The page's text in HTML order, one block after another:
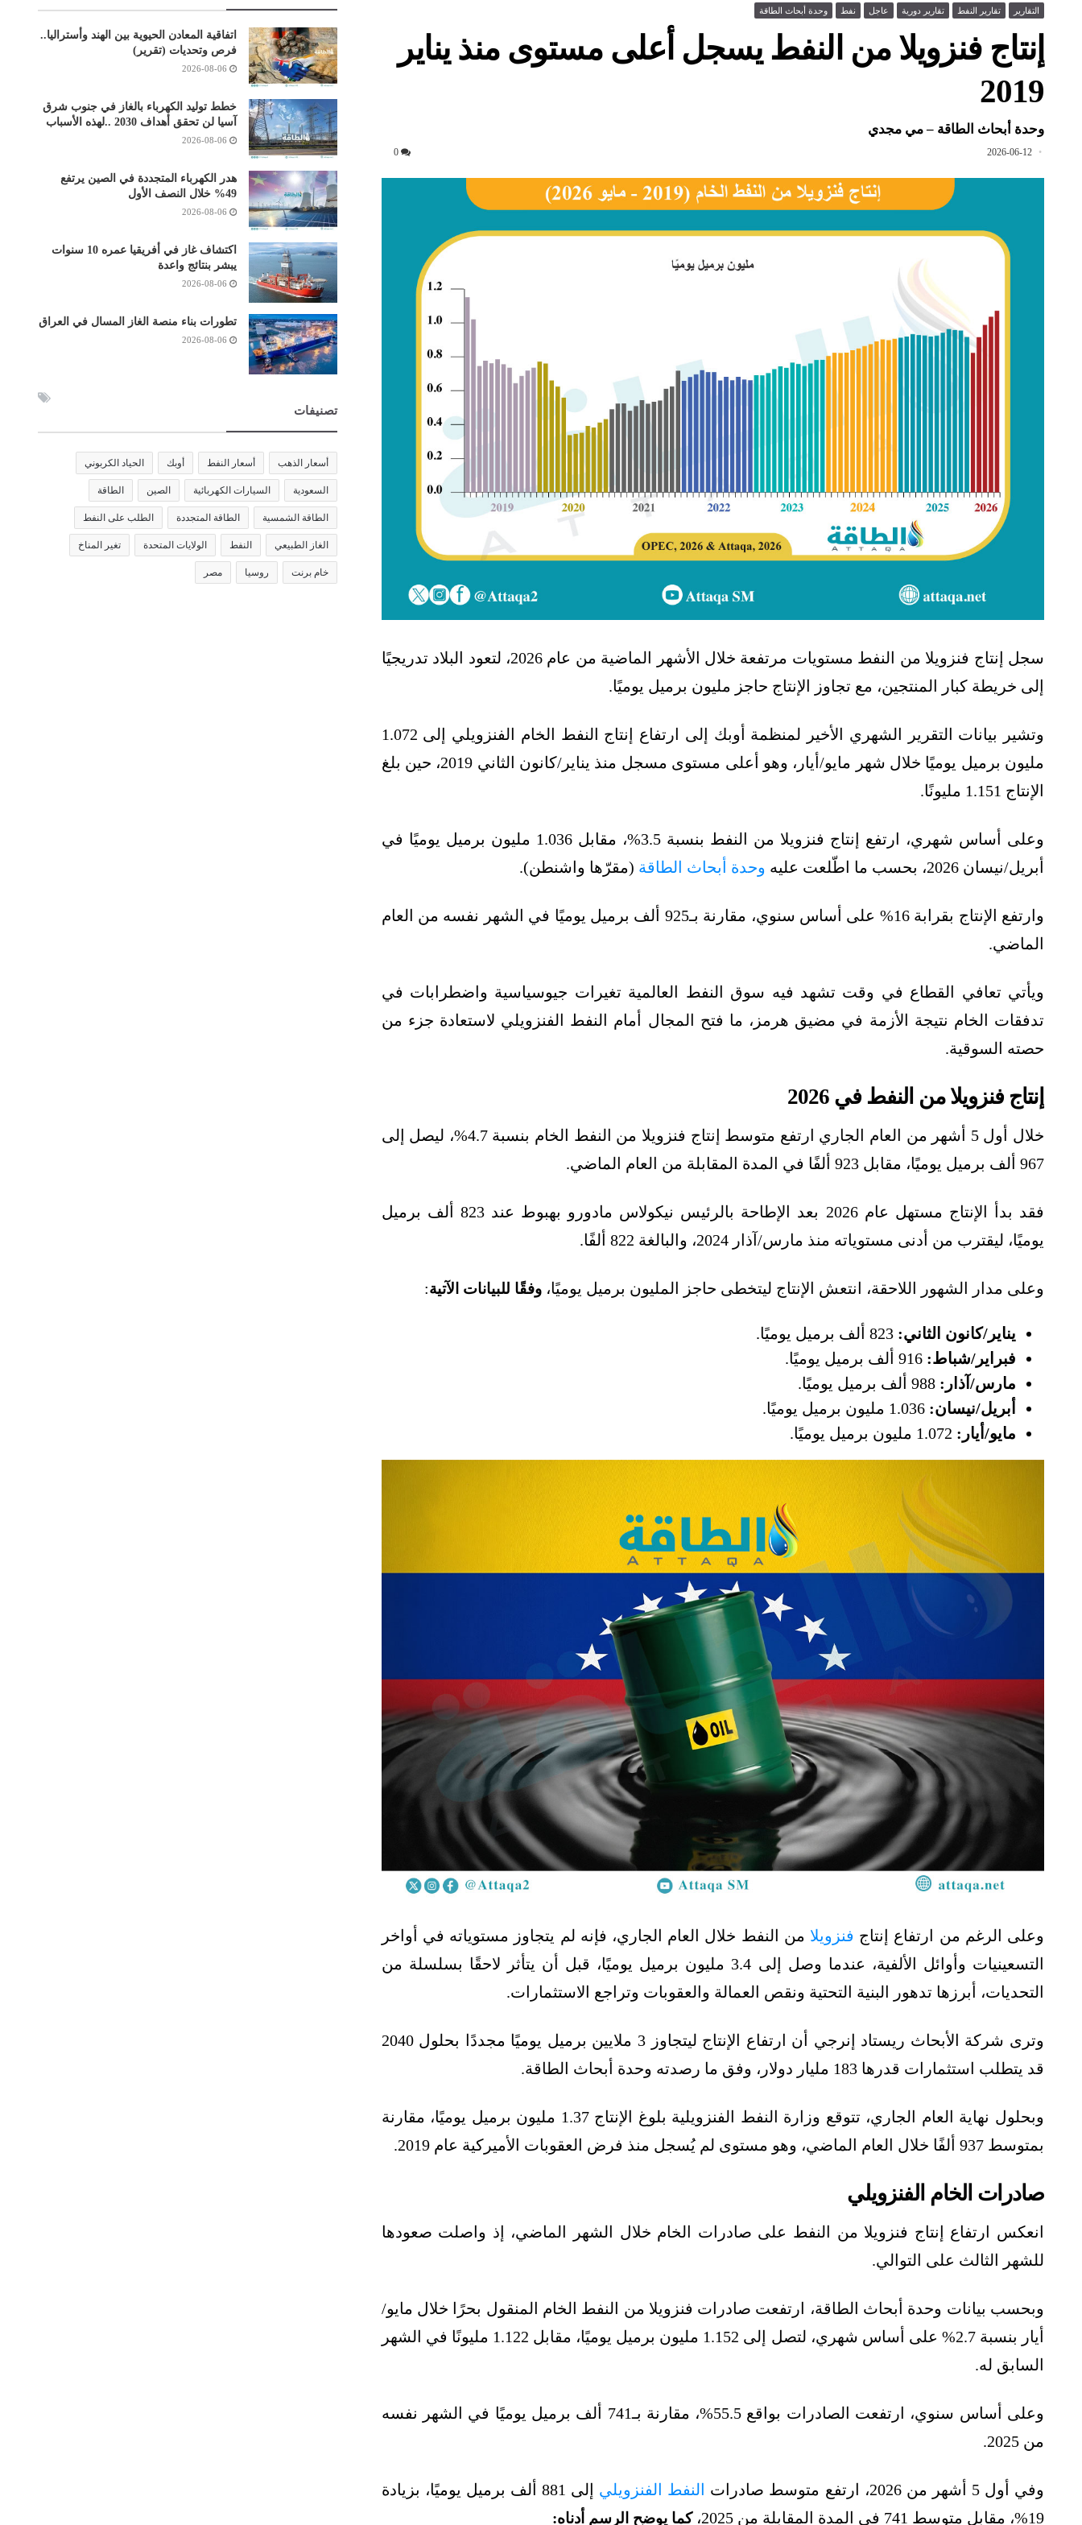
التقارير تقارير النفط تقارير دورية عاجل نفط وحدة أبحاث الطاقة
إنتاج فنزويلا من النفط يسجل أعلى مستوى منذ يناير
2019
وحدة أبحاث الطاقة – مي مجدي
2026-06-12
0
سجل إنتاج فنزويلا من النفط مستويات مرتفعة خلال الأشهر الماضية من عام 2026، لتعود البلاد تدريجيًا
إلى خريطة كبار المنتجين، مع تجاوز الإنتاج حاجز مليون برميل يوميًا.
وتشير بيانات التقرير الشهري الأخير لمنظمة أوبك إلى ارتفاع إنتاج النفط الخام الفنزويلي إلى 1.072
مليون برميل يوميًا خلال شهر مايو/أيار، وهو أعلى مستوى مسجل منذ يناير/كانون الثاني 2019، حين بلغ
الإنتاج 1.151 مليونًا.
وعلى أساس شهري، ارتفع إنتاج فنزويلا من النفط بنسبة 3.5%، مقابل 1.036 مليون برميل يوميًا في
أبريل/نيسان 2026، بحسب ما اطّلعت عليه
وحدة أبحاث الطاقة (مقرّها واشنطن).
وارتفع الإنتاج بقرابة 16% على أساس سنوي، مقارنة بـ925 ألف برميل يوميًا في الشهر نفسه من العام
الماضي.
ويأتي تعافي القطاع في وقت تشهد فيه سوق النفط العالمية تغيرات جيوسياسية واضطرابات في
تدفقات الخام نتيجة الأزمة في مضيق هرمز، ما فتح المجال أمام النفط الفنزويلي لاستعادة جزء من
حصته السوقية.
إنتاج فنزويلا من النفط في 2026
خلال أول 5 أشهر من العام الجاري ارتفع متوسط إنتاج فنزويلا من النفط الخام بنسبة 4.7%، ليصل إلى
967 ألف برميل يوميًا، مقابل 923 ألفًا في المدة المقابلة من العام الماضي.
فقد بدأ الإنتاج مستهل عام 2026 بعد الإطاحة بالرئيس نيكولاس مادورو بهبوط عند 823 ألف برميل
يوميًا، ليقترب من أدنى مستوياته منذ مارس/آذار 2024، والبالغة 822 ألفًا.
وعلى مدار الشهور اللاحقة، انتعش الإنتاج ليتخطى حاجز المليون برميل يوميًا، وفقًا للبيانات الآتية:
يناير/كانون الثاني:
فبراير/شباط:
مارس/آذار:
أبريل/نيسان:
مايو/أيار:
وعلى الرغم من ارتفاع إنتاج فنزويلا من النفط خلال العام الجاري، فإنه لم يتجاوز مستوياته في أواخر
التسعينيات وأوائل الألفية، عندما وصل إلى 3.4 مليون برميل يوميًا، قبل أن يتأثر لاحقًا بسلسلة من
التحديات، أبرزها تدهور البنية التحتية ونقص العمالة والعقوبات وتراجع الاستثمارات.
وترى شركة الأبحاث ريستاد إنرجي أن ارتفاع الإنتاج ليتجاوز 3 ملايين برميل يوميًا مجددًا بحلول 2040
قد يتطلب استثمارات قدرها 183 مليار دولار، وفق ما رصدته وحدة أبحاث الطاقة.
وبحلول نهاية العام الجاري، تتوقع وزارة النفط الفنزويلية بلوغ الإنتاج 1.37 مليون برميل يوميًا، مقارنة
بمتوسط 937 ألفًا خلال العام الماضي، وهو مستوى لم يُسجل منذ فرض العقوبات الأميركية عام 2019.
صادرات الخام الفنزويلي
انعكس ارتفاع إنتاج فنزويلا من النفط على صادرات الخام خلال الشهر الماضي، إذ واصلت صعودها
للشهر الثالث على التوالي.
وبحسب بيانات وحدة أبحاث الطاقة، ارتفعت صادرات فنزويلا من النفط الخام المنقول بحرًا خلال مايو/
أيار بنسبة 2.7% على أساس شهري، لتصل إلى 1.152 مليون برميل يوميًا، مقابل 1.122 مليونًا في الشهر
السابق له.
وعلى أساس سنوي، ارتفعت الصادرات بواقع 55.5%، مقارنة بـ741 ألف برميل يوميًا في الشهر نفسه
من 2025.
وفي أول 5 أشهر من 2026، ارتفع متوسط صادرات النفط الفنزويلي
إلى 881 ألف برميل يوميًا، بزيادة
19%، مقابل متوسط 741 في المدة المقابلة من 2025،
كما يوضح الرسم أدناه:
اتفاقية المعادن الحيوية بين الهند وأستراليا..
فرص وتحديات (تقرير)
2026-08-06
خطط توليد الكهرباء بالغاز في جنوب شرق
آسيا لن تحقق أهداف 2030 ..لهذه الأسباب
2026-08-06
هدر الكهرباء المتجددة في الصين يرتفع
49% خلال النصف الأول
2026-08-06
اكتشاف غاز في أفريقيا عمره 10 سنوات
يبشر بنتائج واعدة
2026-08-06
تطورات بناء منصة الغاز المسال في العراق
2026-08-06
تصنيفات
أسعار الذهب أسعار النفط أوبك الحياد الكربوني
السعودية السيارات الكهربائية الصين الطاقة
الطاقة الشمسية الطاقة المتجددة الطلب على النفط
الغاز الطبيعي النفط الولايات المتحدة تغير المناخ
خام برنت روسيا مصر